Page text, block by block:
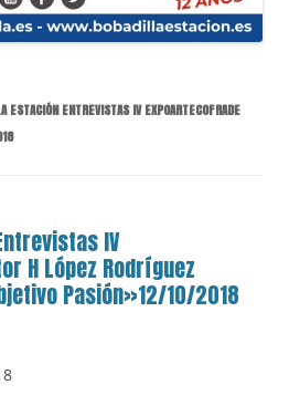
ESTACIÓN ENTREVISTAS IV EXPOARTECOFRADE
IV
H López Rodríguez
Pasión»12/10/2018